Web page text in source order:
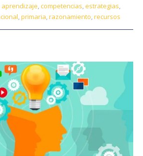
aprendizaje,competencias,estrategias,
,primaria,razonamiento,recursos